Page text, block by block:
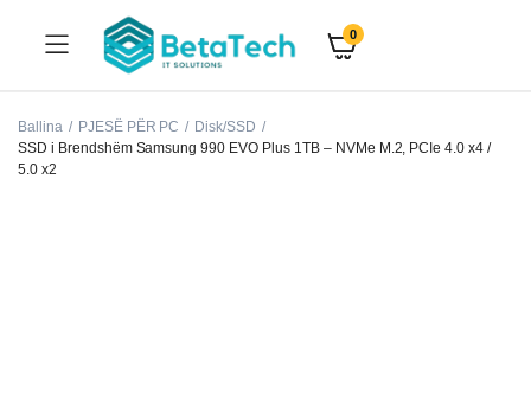
0
Ballina PJESË PËR PC
Disk/SSD
SSD i Brendshëm Samsung 990 EVO Plus 1TB – NVMe M.2, PCIe 4.0 x4 /
5.0 x2